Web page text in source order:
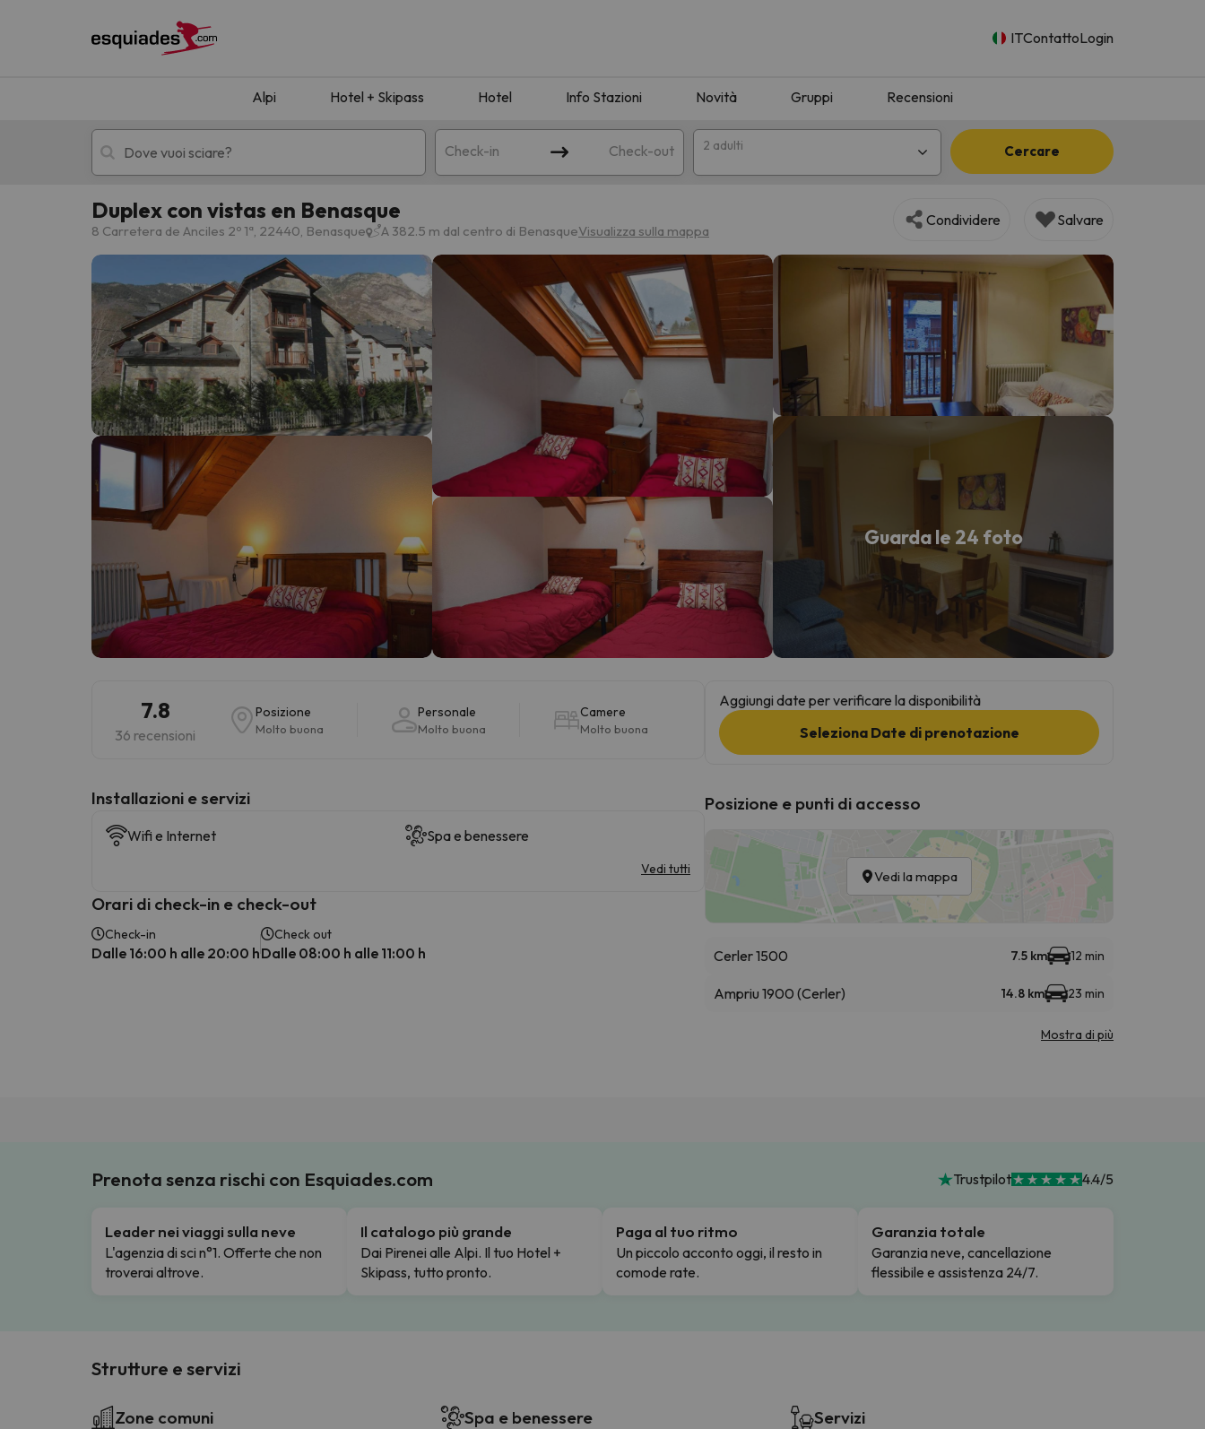
ITContattoLogin
Alpi Hotel + Skipass Hotel Info Stazioni Novità Gruppi Recensioni
Check-in Check-out 2 adulti Cercare
Hotel + skipass Hotel di montagna
Ops, non abbiamo trovato alcun risultato corrispondente alla sua ricerca. Provare a modificare la destinazione.
Sembra che il nostro ricercatore abbia perso la strada. Non appena troverà la bussola, tornerà.
Duplex con vistas en Benasque
8 Carretera de Anciles 2º 1ª, 22440, Benasque A 382.5 m dal centro di BenasqueVisualizza sulla mappa
Condividere Salvare
Guarda le 24 foto
7.8
36 recensioni
Posizione
Molto buona
Personale
Molto buona
Camere
Molto buona
Installazioni e servizi
Wifi e Internet Spa e benessere
Vedi tutti
Orari di check-in e check-out
Check-in
Dalle 16:00 h alle 20:00 h
Check out
Dalle 08:00 h alle 11:00 h
Aggiungi date per verificare la disponibilità
Seleziona Date di prenotazione
Posizione e punti di accesso
Vedi la mappa
Cerler 1500 7.5 km 12 min
Ampriu 1900 (Cerler) 14.8 km 23 min
Mostra di più
Prenota senza rischi con Esquiades.com Trustpilot 4.4/5
Leader nei viaggi sulla neve
L'agenzia di sci n°1. Offerte che non
troverai altrove.
Il catalogo più grande
Dai Pirenei alle Alpi. Il tuo Hotel +
Skipass, tutto pronto.
Paga al tuo ritmo
Un piccolo acconto oggi, il resto in
comode rate.
Garanzia totale
Garanzia neve, cancellazione
flessibile e assistenza 24/7.
Strutture e servizi
Zone comuni Spa e benessere Servizi